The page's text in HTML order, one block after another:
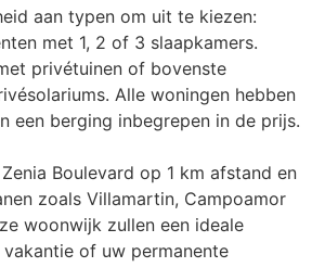
met 1, 2 of 3 slaapkamers.
privétuinen of bovenste
Alle woningen hebben
een berging inbegrepen in de prijs.
zoals Villamartin, Campoamor
woonwijk zullen een ideale
of uw permanente